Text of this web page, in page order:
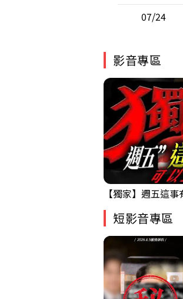
07/24
影音專區
短影音專區